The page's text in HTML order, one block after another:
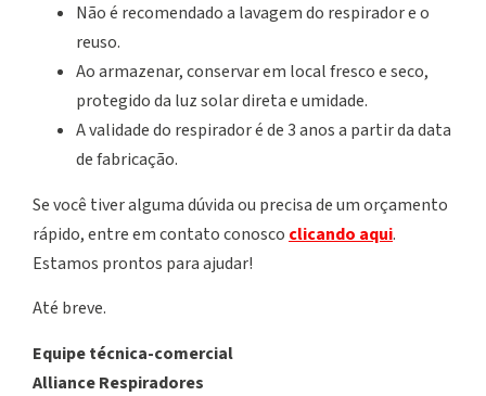
Não é recomendado a lavagem do respirador e o
reuso.
Ao armazenar, conservar em local fresco e seco,
protegido da luz solar direta e umidade.
A validade do respirador é de 3 anos a partir da data
de fabricação.
Se você tiver alguma dúvida ou precisa de um orçamento
rápido, entre em contato conosco clicando aqui.
Estamos prontos para ajudar!
Até breve.
Equipe técnica-comercial
Alliance Respiradores